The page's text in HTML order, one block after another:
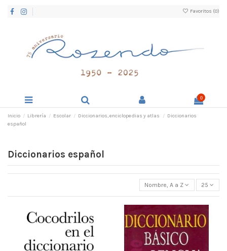
Favoritos (0)
0
Inicio Librería Escolar Diccionarios, enciclopedias y atlas
Diccionarios
español
Diccionarios español
Nombre, A a Z 25